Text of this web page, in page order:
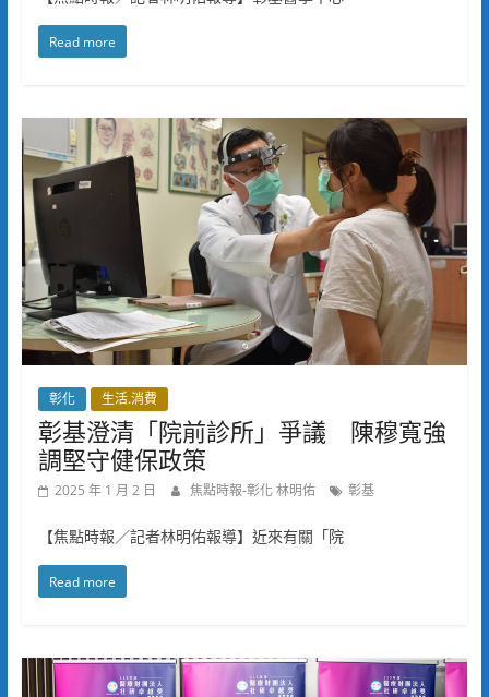
Read more
彰化 生活.消費
彰基澄清「院前診所」爭議 陳穆寬強
調堅守健保政策
2025 年 1 月 2 日 焦點時報-彰化 林明佑 彰基
【焦點時報／記者林明佑報導】近來有關「院
Read more